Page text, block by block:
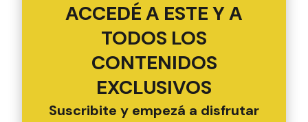
ACCEDÉ A ESTE Y A
TODOS LOS
CONTENIDOS
EXCLUSIVOS
Suscribite y empezá a disfrutar